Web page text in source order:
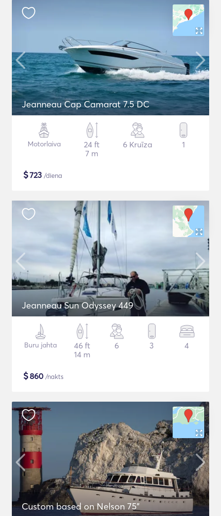
Jeanneau Cap Camarat 7.5 DC
Motorlaiva
24 ft
7 m
6 Kruīza 1
$723 /diena
Jeanneau Sun Odyssey 449
Buru jahta
46 ft
14 m
6 3 4
$860 /nakts
Custom based on Nelson 75"